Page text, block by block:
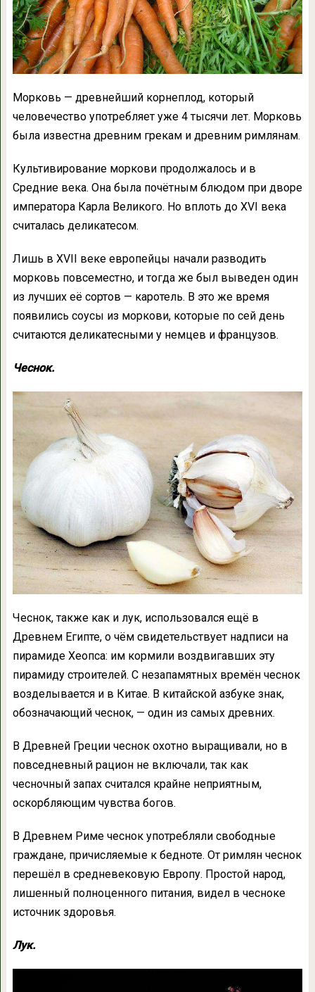
Морковь — древнейший корнеплод, который
человечество употребляет уже 4 тысячи лет. Морковь
была известна древним грекам и древним римлянам.
Культивирование моркови продолжалось и в
Средние века. Она была почётным блюдом при дворе
императора Карла Великого. Но вплоть до XVI века
считалась деликатесом.
Лишь в XVII веке европейцы начали разводить
морковь повсеместно, и тогда же был выведен один
из лучших её сортов — каротель. В это же время
появились соусы из моркови, которые по сей день
считаются деликатесными у немцев и французов.
Чеснок.
Чеснок, также как и лук, использовался ещё в
Древнем Египте, о чём свидетельствует надписи на
пирамиде Хеопса: им кормили воздвигавших эту
пирамиду строителей. С незапамятных времён чеснок
возделывается и в Китае. В китайской азбуке знак,
обозначающий чеснок, — один из самых древних.
В Древней Греции чеснок охотно выращивали, но в
повседневный рацион не включали, так как
чесночный запах считался крайне неприятным,
оскорбляющим чувства богов.
В Древнем Риме чеснок употребляли свободные
граждане, причисляемые к бедноте. От римлян чеснок
перешёл в средневековую Европу. Простой народ,
лишенный полноценного питания, видел в чесноке
источник здоровья.
Лук.